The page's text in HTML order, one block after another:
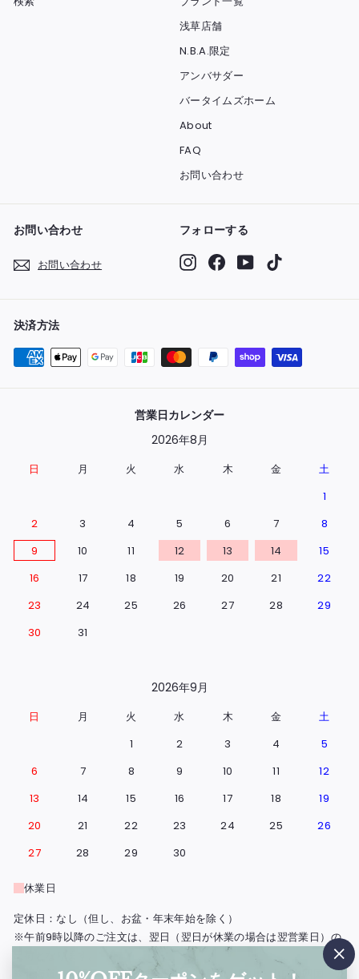
"閉
浅草店舗
N.B.A.限定
アンバサダー
バータイムズホーム
About
FAQ
お問い合わせ
お問い合わせ
お問い合わせ
フォローする
InstagramFacebook
YouTube
決済方法
営業日カレンダー
2026年8月
日 月 火 水 木 金
土
1
2
3 4 5 6 7
8
9
10 11 12 13 14
15
16
17 18 19 20 21
22
23
24 25 26 27 28
29
30
31
2026年9月
日 月 火 水 木 金
土
1
2 3 4
5
6
7 8 9 10 11
12
13
14 15 16 17 18
19
20
21 22 23 24 25
26
27
28 29 30
休業日
定休日：なし（但し、お盆・年末年始を除く）
※午前9時以降のご注文は、翌日（翌日が休業の場合は翌営業日）の
※北海道・島根県と広島県の一部地域・鳥取・岡山・山口・四国・九